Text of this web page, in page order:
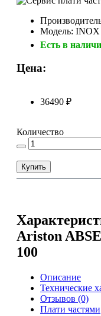
Модель: INOX
Есть в
Цена:
36490 ₽
Количество
Купить
Ariston
100
Описание
Технические
Отзывов (0)
Плати частями